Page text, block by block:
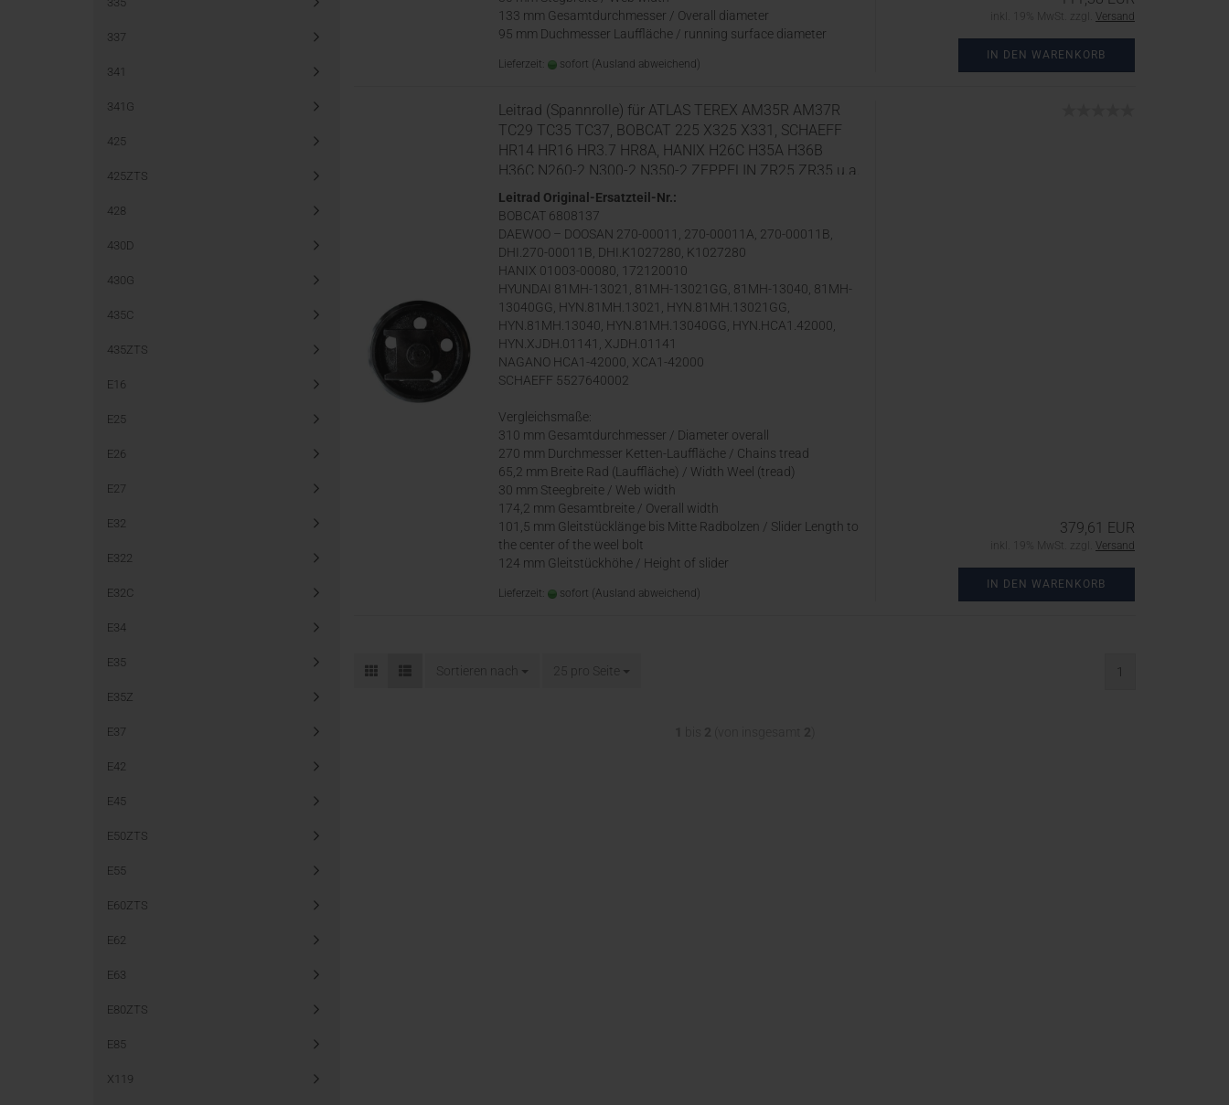
133 mm Gesamtdurchmesser / Overall diameter
95 mm Duchmesser Lauffläche / running surface diameter
Lieferzeit: sofort (Ausland abweichend)
inkl. 19% MwSt. zzgl. Versand
IN DEN WARENKORB
Leitrad (Spannrolle) für ATLAS TEREX AM35R AM37R
TC29 TC35 TC37, BOBCAT 225 X325 X331, SCHAEFF
HR14 HR16 HR3.7 HR8A, HANIX H26C H35A H36B
H36C N260-2 N300-2 N350-2 ZEPPELIN ZR25 ZR35 u.a.
Leitrad Original-Ersatzteil-Nr.:
BOBCAT 6808137
DAEWOO – DOOSAN 270-00011, 270-00011A, 270-00011B,
DHI.270-00011B, DHI.K1027280, K1027280
HANIX 01003-00080, 172120010
HYUNDAI 81MH-13021, 81MH-13021GG, 81MH-13040, 81MH-
13040GG, HYN.81MH.13021, HYN.81MH.13021GG,
HYN.81MH.13040, HYN.81MH.13040GG, HYN.HCA1.42000,
HYN.XJDH.01141, XJDH.01141
NAGANO HCA1-42000, XCA1-42000
SCHAEFF 5527640002
Vergleichsmaße:
310 mm Gesamtdurchmesser / Diameter overall
270 mm Durchmesser Ketten-Lauffläche / Chains tread
65,2 mm Breite Rad (Lauffläche) / Width Weel (tread)
30 mm Steegbreite / Web width
174,2 mm Gesamtbreite / Overall width
101,5 mm Gleitstücklänge bis Mitte Radbolzen / Slider Length to
the center of the weel bolt
124 mm Gleitstückhöhe / Height of slider
Lieferzeit: sofort (Ausland abweichend)
379,61 EUR
inkl. 19% MwSt. zzgl. Versand
IN DEN WARENKORB
Sortieren nach 25 pro Seite 1
337
341
341G
425
425ZTS
428
430D
430G
435C
435ZTS
E16
E25
E26
E27
E32
E322
E32C
E34
E35
E35Z
E37
E42
E45
E50ZTS
E55
E60ZTS
E62
E63
E80ZTS
E85
X119